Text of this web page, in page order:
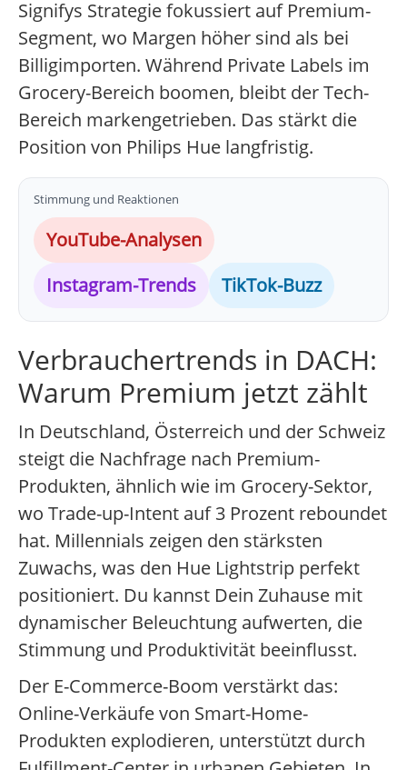
Signifys Strategie fokussiert auf Premium-
Segment, wo Margen höher sind als bei
Billigimporten. Während Private Labels im
Grocery-Bereich boomen, bleibt der Tech-
Bereich markengetrieben. Das stärkt die
Position von Philips Hue langfristig.
Stimmung und Reaktionen
YouTube-Analysen
Instagram-Trends
TikTok-Buzz
Verbrauchertrends in DACH:
Warum Premium jetzt zählt
In Deutschland, Österreich und der Schweiz
steigt die Nachfrage nach Premium-
Produkten, ähnlich wie im Grocery-Sektor,
wo Trade-up-Intent auf 3 Prozent reboundet
hat. Millennials zeigen den stärksten
Zuwachs, was den Hue Lightstrip perfekt
positioniert. Du kannst Dein Zuhause mit
dynamischer Beleuchtung aufwerten, die
Stimmung und Produktivität beeinflusst.
Der E-Commerce-Boom verstärkt das:
Online-Verkäufe von Smart-Home-
Produkten explodieren, unterstützt durch